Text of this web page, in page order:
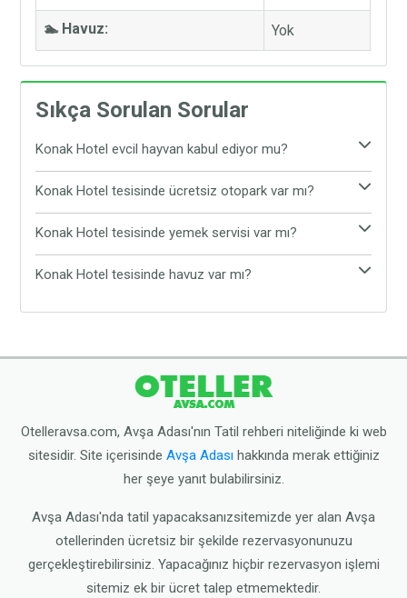
🏊 Havuz: Yok
Sıkça Sorulan Sorular
Konak Hotel evcil hayvan kabul ediyor mu?
Evet, Konak Hotel evcil hayvan kabul etmektedir.
Tesiste evcil hayvanınız ile rahat ve konforlu bir
Konak Hotel tesisinde ücretsiz otopark var mı?
Evet, Konak Hotel tesisinde ücretsiz otopark
bulunmaktadır. Araç ile gelen tatilciler, araçlarını
Konak Hotel tesisinde yemek servisi var mı?
Konak Hotel tesisinde yemek servisi
bulunmamaktadır. Tesis çevresinde yer alan Avşa
Konak Hotel tesisinde havuz var mı?
Otelleravsa.com, Avşa Adası'nın Tatil rehberi niteliğinde ki web
sitesidir. Site içerisinde Avşa Adasıhakkında merak ettiğiniz
her şeye yanıt bulabilirsiniz.
Avşa Adası'nda tatil yapacaksanızsitemizde yer alan Avşa
otellerinden ücretsiz bir şekilde rezervasyonunuzu
gerçekleştirebilirsiniz. Yapacağınız hiçbir rezervasyon işlemi
sitemiz ek bir ücret talep etmemektedir.